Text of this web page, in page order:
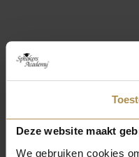
Deze website maakt
We gebruiken cookies